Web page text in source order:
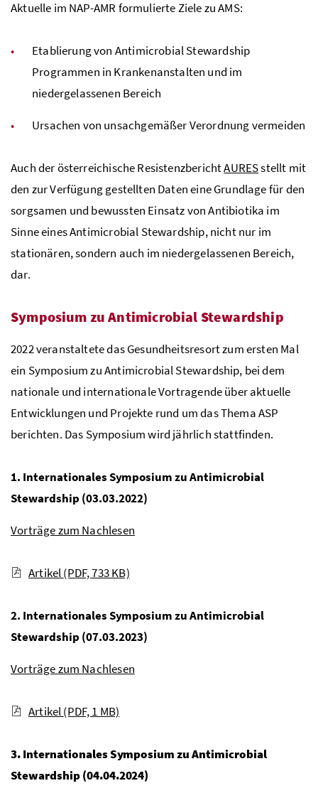
Aktuelle im NAP-AMR formulierte Ziele zu AMS:
Etablierung von Antimicrobial Stewardship
Programmen in Krankenanstalten und im
niedergelassenen Bereich
Ursachen von unsachgemäßer Verordnung vermeiden
Auch der österreichische ResistenzberichtAURESstellt mit
den zur Verfügung gestellten Daten eine Grundlage für den
sorgsamen und bewussten Einsatz von Antibiotika im
Sinne eines Antimicrobial Stewardship, nicht nur im
stationären, sondern auch im niedergelassenen Bereich,
dar.
Symposium zu Antimicrobial Stewardship
2022 veranstaltete das Gesundheitsresort zum ersten Mal
ein Symposium zu Antimicrobial Stewardship, bei dem
nationale und internationale Vortragende über aktuelle
Entwicklungen und Projekte rund um das Thema ASP
berichten. Das Symposium wird jährlich stattfinden.
1. Internationales Symposium zu Antimicrobial
Stewardship (03.03.2022)
Vorträge zum Nachlesen
Artikel(PDF, 733 KB)
2. Internationales Symposium zu Antimicrobial
Stewardship (07.03.2023)
Vorträge zum Nachlesen
Artikel(PDF, 1 MB)
3. Internationales Symposium zu Antimicrobial
Stewardship (04.04.2024)